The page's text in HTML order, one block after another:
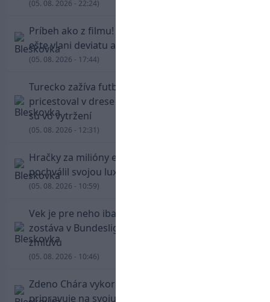
(05. 08. 2026 - 22:24)
Príbeh ako z filmu! Hrdina Slovana Kianga hral
ešte vlani deviatu anglickú ligu
(05. 08. 2026 - 17:44)
Turecko zažíva futbalové šialenstvo! Salah
pricestoval v drese Trabzonsporu, fanúšikovia
sú vo vytržení
(05. 08. 2026 - 12:31)
Hračky za milióny eur! Cristiano Ronaldo sa
pochválil svojou luxusnou zbierkou áut
(05. 08. 2026 - 10:59)
Vek je pre neho iba číslo! Štyridsaťročný Džeko
zostáva v Bundeslige, so Schalke predĺžil
zmluvu
(05. 08. 2026 - 10:46)
Zdeno Chára vykorčuľoval na ľad! V Trenčíne sa
pripravuje na svoju blížiacu sa rozlúčku